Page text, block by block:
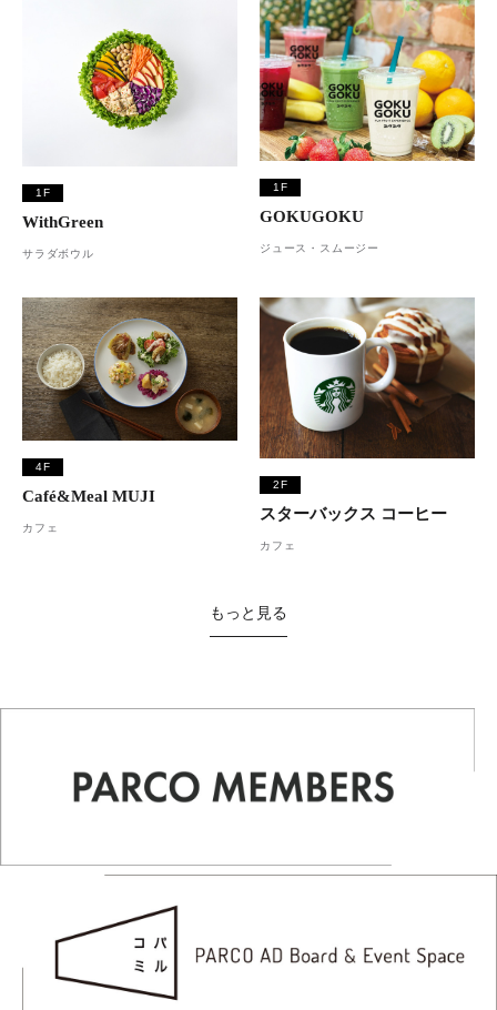
1F
WithGreen
サラダボウル
1F
GOKUGOKU
ジュース・スムージー
4F
Café&Meal MUJI
カフェ
2F
スターバックス コーヒー
カフェ
もっと見る